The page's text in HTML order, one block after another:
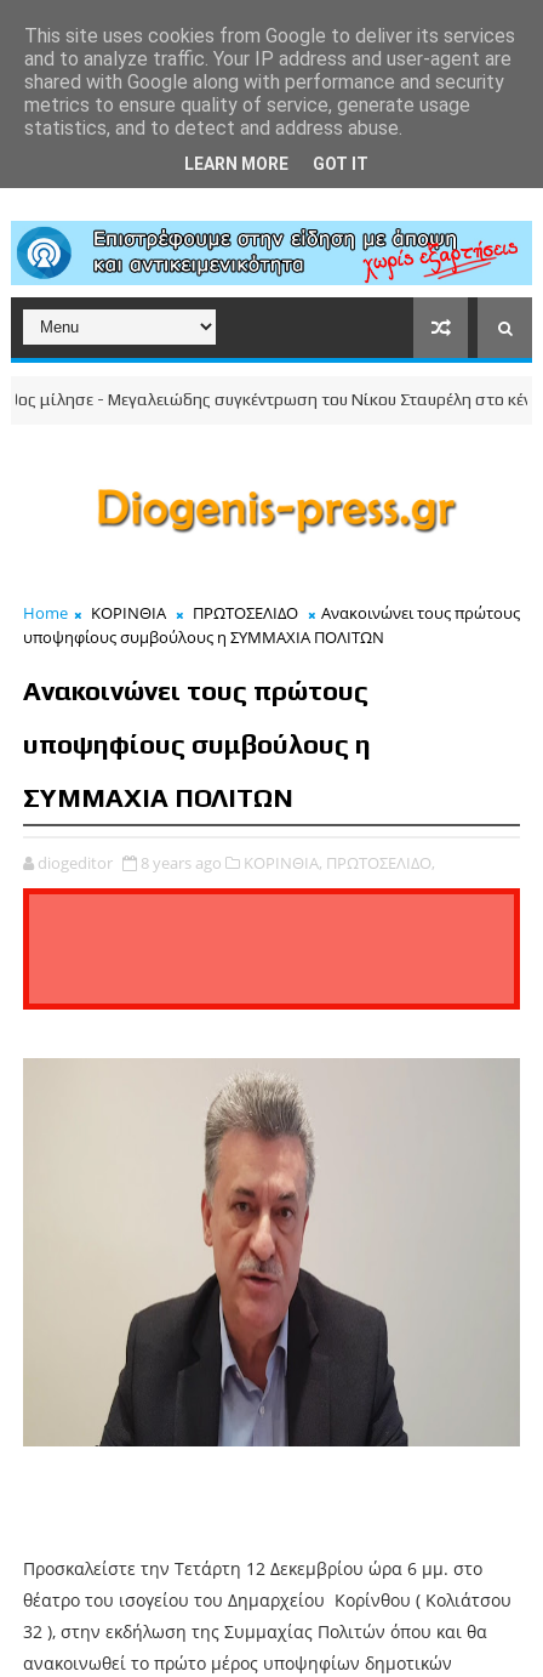
- Μεγαλειώδης συγκέντρωση του Νίκου Σταυρέλη στο κέντρο
Home ΚΟΡΙΝΘΙΑ ΠΡΩΤΟΣΕΛΙΔΟ
Ανακοινώνει τους πρώτους
υποψηφίους συμβούλους η ΣΥΜΜΑΧΙΑ ΠΟΛΙΤΩΝ
Ανακοινώνει τους πρώτους
υποψηφίους συμβούλους η
ΣΥΜΜΑΧΙΑ ΠΟΛΙΤΩΝ
diogeditor 8 years ago ΚΟΡΙΝΘΙΑ, ΠΡΩΤΟΣΕΛΙΔΟ,
Προσκαλείστε την Τετάρτη 12 Δεκεμβρίου ώρα 6 μμ. στο
θέατρο του ισογείου του Δημαρχείου Κορίνθου ( Κολιάτσου
32 ), στην εκδήλωση της Συμμαχίας Πολιτών όπου και θα
ανακοινωθεί το πρώτο μέρος υποψηφίων δημοτικών
This site uses cookies from Google to deliver its services
and to analyze traffic. Your IP address and user-agent are
shared with Google along with performance and security
metrics to ensure quality of service, generate usage
statistics, and to detect and address abuse.
LEARN MORE GOT IT